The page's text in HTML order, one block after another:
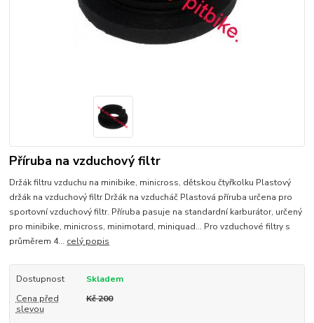
Příruba na vzduchový filtr
Držák filtru vzduchu na minibike, minicross, dětskou čtyřkolku Plastový
držák na vzduchový filtr Držák na vzducháč Plastová příruba určena pro
sportovní vzduchový filtr. Příruba pasuje na standardní karburátor, určený
pro minibike, minicross, minimotard, miniquad... Pro vzduchové filtry s
průměrem 4... celý popis
Dostupnost
Skladem
Cena před
slevou
Kč 200